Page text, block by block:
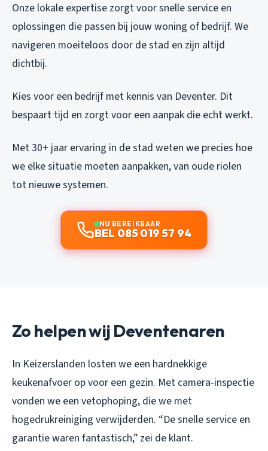
Onze lokale expertise zorgt voor snelle service en
oplossingen die passen bij jouw woning of bedrijf. We
navigeren moeiteloos door de stad en zijn altijd
dichtbij.
Kies voor een bedrijf met kennis van Deventer. Dit
bespaart tijd en zorgt voor een aanpak die echt werkt.
Met 30+ jaar ervaring in de stad weten we precies hoe
we elke situatie moeten aanpakken, van oude riolen
tot nieuwe systemen.
NU BEREIKBAAR
BEL 085 019 57 94
Zo helpen wij Deventenaren
In Keizerslanden losten we een hardnekkige
keukenafvoer op voor een gezin. Met camera-inspectie
vonden we een vetophoping, die we met
hogedrukreiniging verwijderden. “De snelle service en
garantie waren fantastisch,” zei de klant.